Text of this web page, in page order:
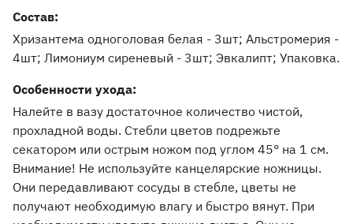
Состав:
Хризантема одноголовая белая - 3шт; Альстромерия -
4шт; Лимониум сиреневый - 3шт; Эвкалипт; Упаковка.
Особенности ухода:
Налейте в вазу достаточное количество чистой,
прохладной воды. Стебли цветов подрежьте
секатором или острым ножом под углом 45° на 1 см.
Внимание! Не используйте канцелярские ножницы.
Они передавливают сосуды в стебле, цветы не
получают необходимую влагу и быстро вянут. При